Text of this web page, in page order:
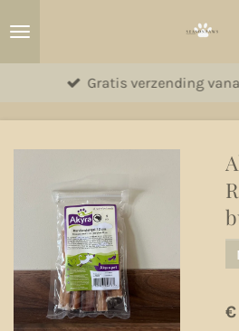
hoofdinhoud
Gratis verzending